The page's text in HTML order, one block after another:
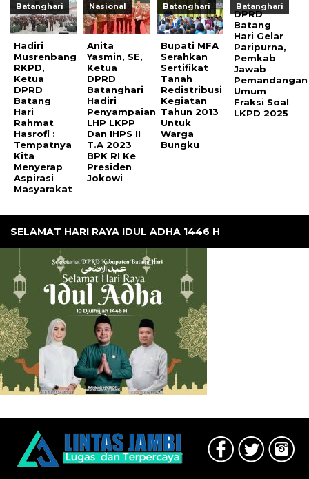
Batanghari
Hadiri
Musrenbang
RKPD,
Ketua
DPRD
Batang
Hari
Rahmat
Hasrofi :
Tempatnya
Kita
Menyerap
Aspirasi
Masyarakat
Nasional
Anita
Yasmin, SE,
Ketua
DPRD
Batanghari
Hadiri
Penyampaian
LHP LKPP
Dan IHPS II
T.A 2023
BPK RI Ke
Presiden
Jokowi
Batanghari
Bupati MFA
Serahkan
Sertifikat
Tanah
Redistribusi
Kegiatan
Tahun 2013
Untuk
Warga
Bungku
Batanghari
DPRD
Batang
Hari Gelar
Paripurna,
Pemkab
Jawab
Pemandangan
Umum
Fraksi Soal
LKPD 2025
SELAMAT HARI RAYA IDUL ADHA 1446 H